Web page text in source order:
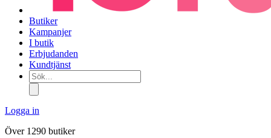
Butiker
Kampanjer
I butik
Erbjudanden
Kundtjänst
Sök...
Logga in
Över 1290 butiker